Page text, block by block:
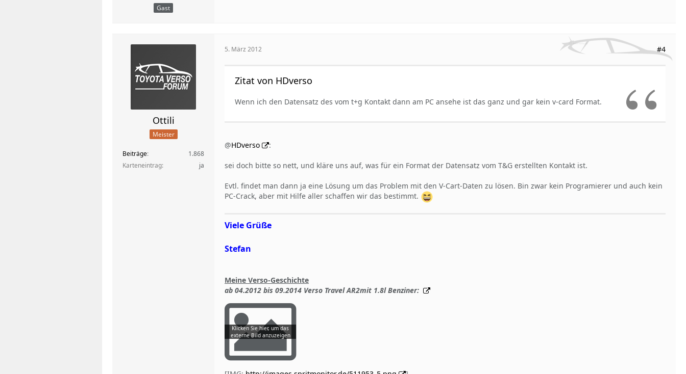
Gast
Ottili
Meister
Beiträge
1.868
Karteneintrag
ja
5. März 2012 #4
Zitat von HDverso
Wenn ich den Datensatz des vom t+g Kontakt dann am PC ansehe ist das ganz und gar kein v-card Format.
@HDverso :
sei doch bitte so nett, und kläre uns auf, was für ein Format der Datensatz vom T&G erstellten Kontakt ist.
Evtl. findet man dann ja eine Lösung um das Problem mit den V-Cart-Daten zu lösen. Bin zwar kein Programierer und auch kein
PC-Crack, aber mit Hilfe aller schaffen wir das bestimmt.
Viele Grüße
Stefan
Meine Verso-Geschichte
ab 04.2012 bis 09.2014 Verso Travel AR2mit 1.8l Benziner: